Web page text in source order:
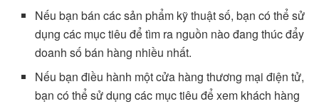
Nếu bạn bán các sản phẩm kỹ thuật số, bạn có thể sử
dụng các mục tiêu để tìm ra nguồn nào đang thúc đẩy
doanh số bán hàng nhiều nhất.
Nếu bạn điều hành một cửa hàng thương mại điện tử,
bạn có thể sử dụng các mục tiêu để xem khách hàng